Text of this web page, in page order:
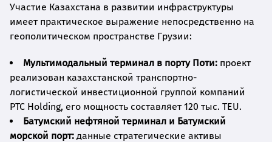
Участие Казахстана в развитии инфраструктуры
имеет практическое выражение непосредственно на
геополитическом пространстве Грузии:
Мультимодальный терминал в порту Поти: проект
реализован казахстанской транспортно-
логистической инвестиционной группой компаний
PTC Holding, его мощность составляет 120 тыс. TEU.
Батумский нефтяной терминал и Батумский
морской порт: данные стратегические активы